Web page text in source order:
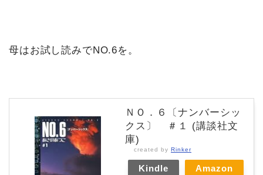
母はお試し読みでNO.6を。
ＮＯ．６〔ナンバーシッ
クス〕 ＃１ (講談社文
庫)
created by Rinker
Kindle
Amazon